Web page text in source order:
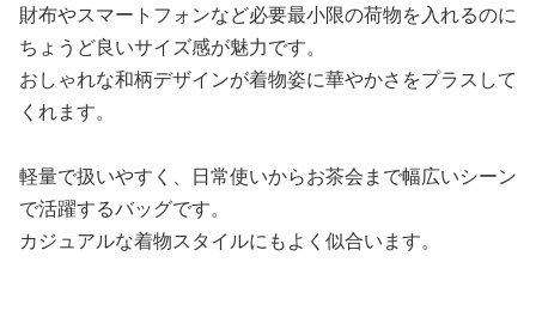
財布やスマートフォンなど必要最小限の荷物を入れるのに
ちょうど良いサイズ感が魅力です。
おしゃれな和柄デザインが着物姿に華やかさをプラスして
くれます。
軽量で扱いやすく、日常使いからお茶会まで幅広いシーン
で活躍するバッグです。
カジュアルな着物スタイルにもよく似合います。